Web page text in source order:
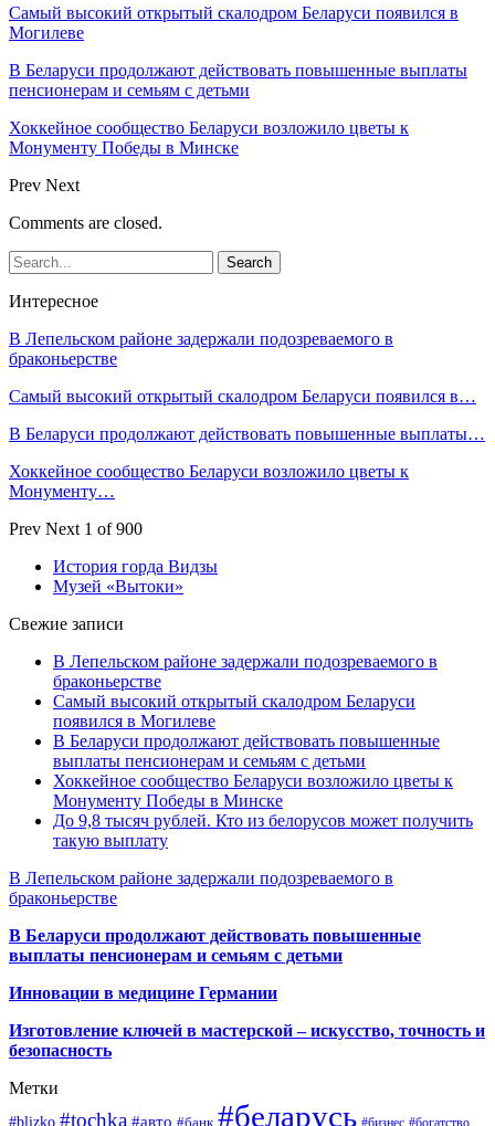
Самый высокий открытый скалодром Беларуси появился в
Могилеве
В Беларуси продолжают действовать повышенные выплаты
пенсионерам и семьям с детьми
Хоккейное сообщество Беларуси возложило цветы к
Монументу Победы в Минске
Prev Next
Comments are closed.
Интересное
В Лепельском районе задержали подозреваемого в
браконьерстве
Самый высокий открытый скалодром Беларуси появился в…
В Беларуси продолжают действовать повышенные выплаты…
Хоккейное сообщество Беларуси возложило цветы к
Монументу…
Prev Next 1 of 900
История горда Видзы
Музей «Вытоки»
Свежие записи
В Лепельском районе задержали подозреваемого в
браконьерстве
Самый высокий открытый скалодром Беларуси
появился в Могилеве
В Беларуси продолжают действовать повышенные
выплаты пенсионерам и семьям с детьми
Хоккейное сообщество Беларуси возложило цветы к
Монументу Победы в Минске
До 9,8 тысяч рублей. Кто из белорусов может получить
такую выплату
В Лепельском районе задержали подозреваемого в
браконьерстве
В Беларуси продолжают действовать повышенные
выплаты пенсионерам и семьям с детьми
Инновации в медицине Германии
Изготовление ключей в мастерской – искусство, точность и
безопасность
Метки
#blizko #tochka #авто #банк #беларусь #бизнес #богатство